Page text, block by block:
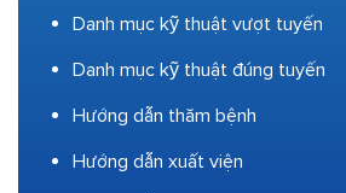
Danh mục kỹ thuật vượt tuyến
Danh mục kỹ thuật đúng tuyến
Hướng dẫn thăm bệnh
Hướng dẫn xuất viện